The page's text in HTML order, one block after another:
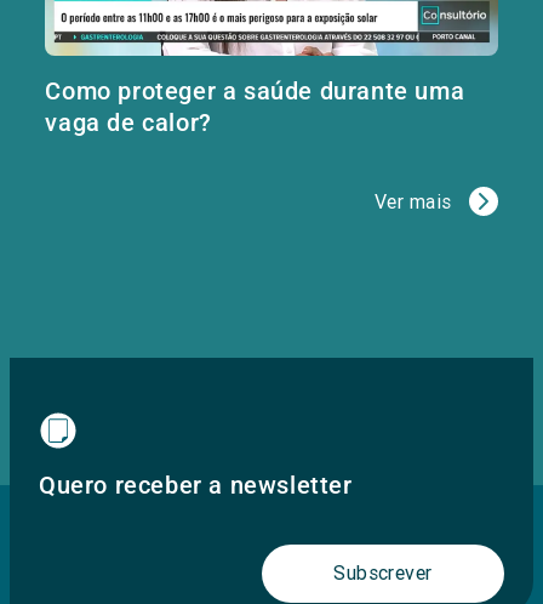
Como proteger a saúde durante uma
vaga de calor?
Ver mais
Quero receber a newsletter
Subscrever